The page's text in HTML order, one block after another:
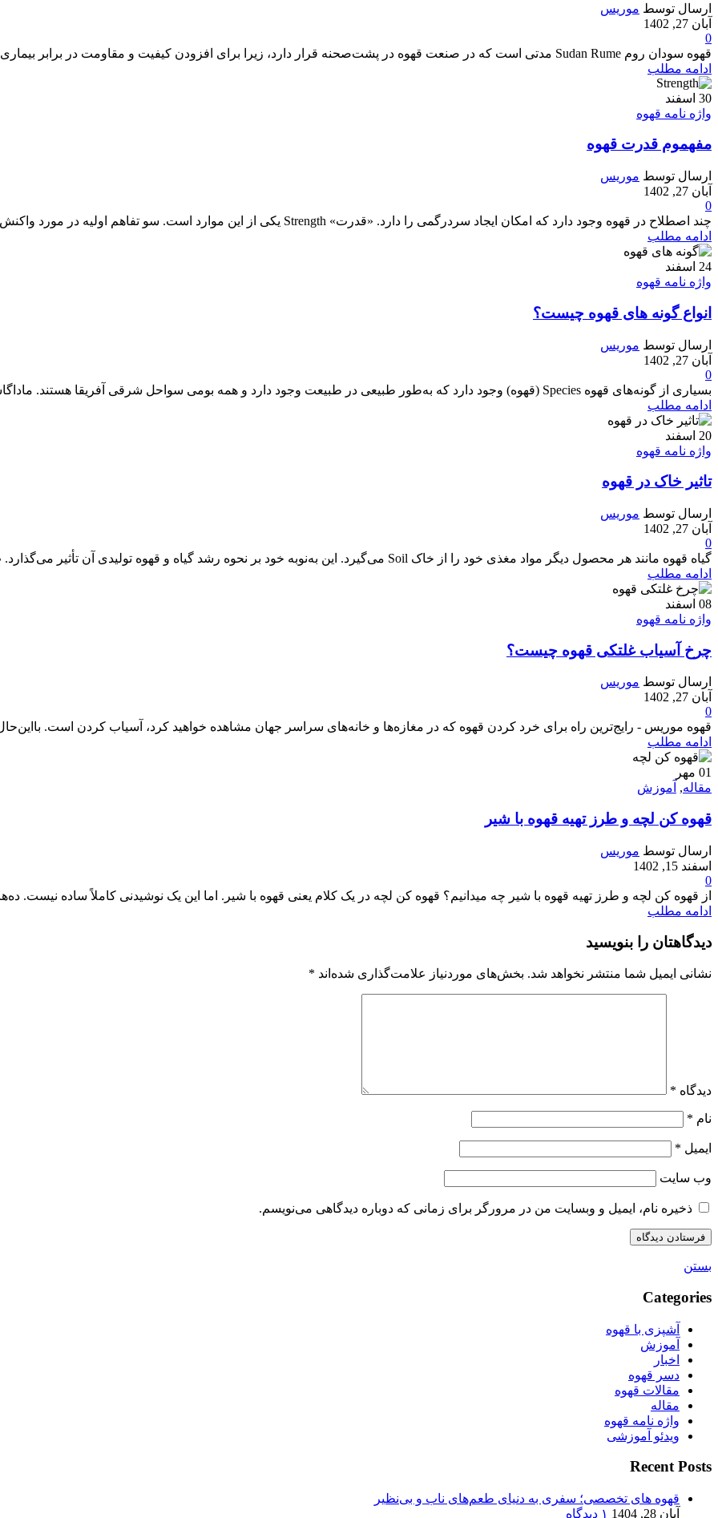
ارسال توسط موریس
آبان 27, 1402
0
قهوه سودان روم Sudan Rume مدتی است که در صنعت قهوه در پشت‌صحنه قرار دارد، زیرا برای افزودن کیفیت و مقاومت در برابر بیماری، اغلب با انوا...
ادامه مطلب
30 اسفند
واژه نامه قهوه
مفهموم قدرت قهوه
ارسال توسط موریس
آبان 27, 1402
0
چند اصطلاح در قهوه وجود دارد که امکان ایجاد سردرگمی را دارد. «قدرت» Strength یکی از این موارد است. سو تفاهم اولیه در مورد واکنش بین کاف...
ادامه مطلب
24 اسفند
واژه نامه قهوه
انواع گونه های قهوه چیست؟
ارسال توسط موریس
آبان 27, 1402
0
بسیاری از گونه‌های قهوه Species (قهوه) وجود دارد که به‌طور طبیعی در طبیعت وجود دارد و همه بومی سواحل شرقی آفریقا هستند. ماداگاسکار بیشت...
ادامه مطلب
20 اسفند
واژه نامه قهوه
تاثیر خاک در قهوه
ارسال توسط موریس
آبان 27, 1402
0
گیاه قهوه مانند هر محصول دیگر مواد مغذی خود را از خاک Soil می‌گیرد. این به‌نوبه خود بر نحوه رشد گیاه و قهوه تولیدی آن تأثیر می‌گذارد. ت...
ادامه مطلب
08 اسفند
واژه نامه قهوه
چرخ آسیاب غلتکی قهوه چیست؟
ارسال توسط موریس
آبان 27, 1402
0
قهوه موریس - رایج‌ترین راه برای خرد کردن قهوه که در مغازه‌ها و خانه‌های سراسر جهان مشاهده خواهید کرد، آسیاب کردن است.
ادامه مطلب
01 مهر
مقاله, آموزش
قهوه کن لچه و طرز تهیه قهوه با شیر
ارسال توسط موریس
اسفند 15, 1402
0
از قهوه کن لچه و طرز تهیه قهوه با شیر چه میدانیم؟ قهوه کن لچه در یک کلام یعنی قهوه با شیر. اما این‌ یک نوشیدنی کاملاً ساده نیست.
ادامه مطلب
دیدگاهتان را بنویسید
نشانی ایمیل شما منتشر نخواهد شد. بخش‌های موردنیاز علامت‌گذاری شده‌اند *
دیدگاه *
نام *
ایمیل *
وب‌ سایت
ذخیره نام، ایمیل و وبسایت من در مرورگر برای زمانی که دوباره دیدگاهی می‌نویسم.
بستن
Categories
آشپزی با قهوه
آموزش
اخبار
دسر قهوه
مقالات قهوه
مقاله
واژه نامه قهوه
ویدئو آموزشی
Recent Posts
قهوه های تخصصی؛ سفری به دنیای طعم‌های ناب و بی‌نظیر
آبان 28, 1404
۱ دیدگاه